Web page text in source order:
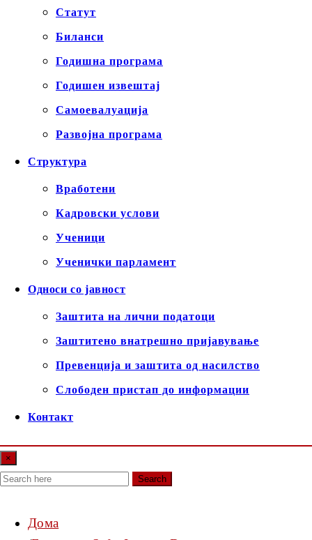
Статут
Биланси
Годишна програма
Годишен извештај
Самоевалуација
Развојна програма
Структура
Вработени
Кадровски услови
Ученици
Ученички парламент
Односи со јавност
Заштита на лични податоци
Заштитено внатрешно пријавување
Превенција и заштита од насилство
Слободен пристап до информации
Контакт
×
Search
Дома